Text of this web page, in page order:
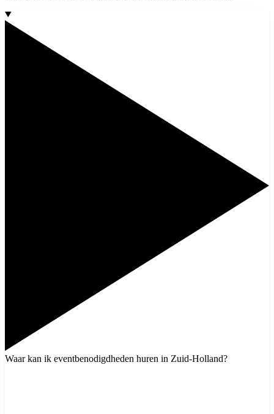
Waar kan ik eventbenodigdheden huren in Zuid-Holland?